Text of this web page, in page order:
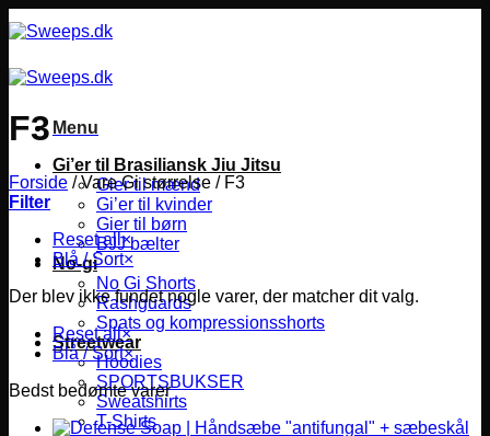
til
Menu
Gi’er til Brasiliansk Jiu Jitsu
Gier til mænd
Gi’er til kvinder
Gier til børn
BJJ bælter
No-gi
No Gi Shorts
Rashguards
Spats og kompressionsshorts
Streetwear
Hoodies
SPORTSBUKSER
Sweatshirts
T-Shirts
F3
Forside /Vare Gi størrelse /F3
Filter
Reset all×
Blå / Sort×
Der blev ikke fundet nogle varer, der matcher dit valg.
Reset all×
Blå / Sort×
Bedst bedømte varer